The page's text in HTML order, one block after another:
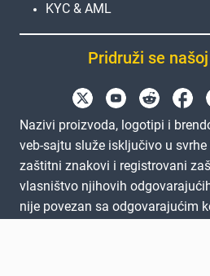
KYC & AML
Pridruži se
Nazivi proizvoda, logotipi i
veb-sajtu služe isključivo u
zaštitni znakovi i registrovani
vlasništvo njihovih
nije povezan sa odgovarajućim